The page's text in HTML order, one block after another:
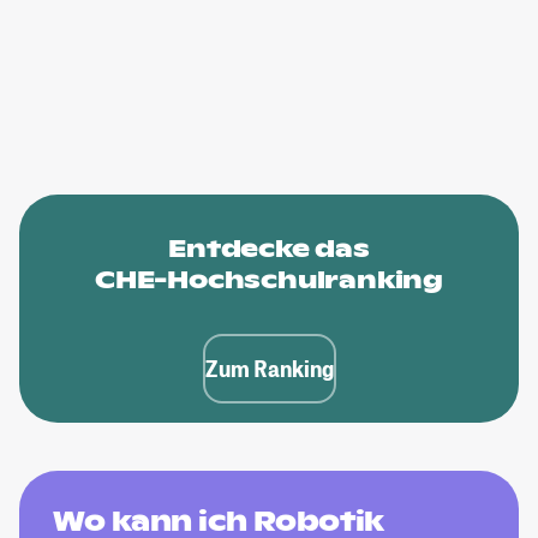
Entdecke das
CHE-Hochschulranking
Zum Ranking
Wo kann ich Robotik